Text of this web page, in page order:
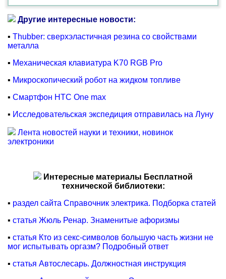
Другие интересные новости:
▪ Thubber: сверхэластичная резина со свойствами
металла
▪ Механическая клавиатура K70 RGB Pro
▪ Микроскопический робот на жидком топливе
▪ Смартфон HTC One max
▪ Исследовательская экспедиция отправилась на Луну
Лента новостей науки и техники, новинок
электроники
Интересные материалы Бесплатной
технической библиотеки:
▪ раздел сайта Справочник электрика. Подборка статей
▪ статья Жюль Ренар. Знаменитые афоризмы
▪ статья Кто из секс-символов большую часть жизни не
мог испытывать оргазм? Подробный ответ
▪ статья Автослесарь. Должностная инструкция